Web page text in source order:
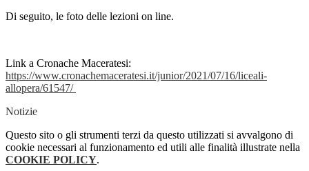
Di seguito, le foto delle lezioni on line.
Link a Cronache Maceratesi:
https://www.cronachemaceratesi.it/junior/2021/07/16/liceali-
allopera/61547/
Notizie
Questo sito o gli strumenti terzi da questo utilizzati si avvalgono di
cookie necessari al funzionamento ed utili alle finalità illustrate nella
COOKIE POLICY.